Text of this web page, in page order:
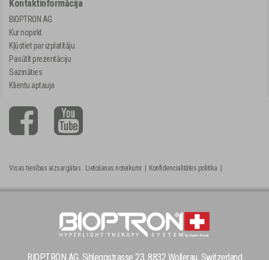
Kontaktinformācija
BIOPTRON AG
Kur nopirkt
Kļūstiet par izplatītāju
Pasūtīt prezentāciju
Sazināties
Klientu aptauja
Visas tiesības aizsargātas. Lietošanas noteikumi | Konfidencialitātes politika |
BIOPTRON AG, Sihleggstrasse 23, 8832 Wollerau, Switzerland